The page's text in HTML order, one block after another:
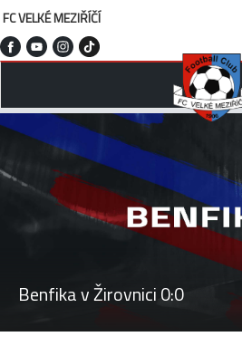
FC VELKÉ MEZIŘÍČÍ
Benfika v Žirovnici 0:0